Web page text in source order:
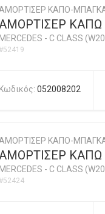
ΑΜΟΡΤΙΣΕΡ ΚΑΠΟ-
ΑΜΟΡΤΙΣΕΡ ΚΑΠΩ
MERCEDES - C CLASS
#52419
Κωδικός: 052008202
ΑΜΟΡΤΙΣΕΡ ΚΑΠΟ-
ΑΜΟΡΤΙΣΕΡ ΚΑΠΩ
MERCEDES - C CLASS
#52424